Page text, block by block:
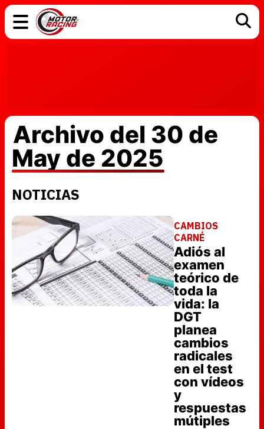
Archivo del 30 de
May de 2025
NOTICIAS
CAMBIOS
CARNÉ
Adiós al
examen
teórico de
toda la
vida: la
DGT
planea
cambios
radicales
en el test
con vídeos
y
respuestas
mútiples